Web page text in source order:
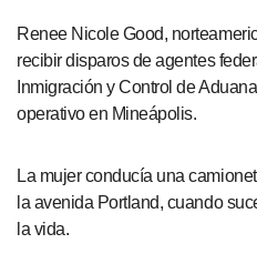
Renee Nicole Good,
recibir disparos de agentes
Inmigración y Control de
operativo en Mineápolis.
La mujer conducía una
la avenida Portland, cuando
la vida.